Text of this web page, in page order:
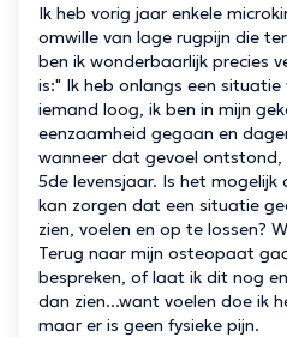
Ik heb vorig jaar enkele
omwille van lage rugpijn die
ben ik wonderbaarlijk precies
is:" Ik heb onlangs een
iemand loog, ik ben in mijn
eenzaamheid gegaan en
wanneer dat gevoel ontstond,
5de levensjaar. Is het
kan zorgen dat een situatie
zien, voelen en op te lossen?
Terug naar mijn osteopaat
bespreken, of laat ik dit nog
dan zien...want voelen doe ik
maar er is geen fysieke pijn.